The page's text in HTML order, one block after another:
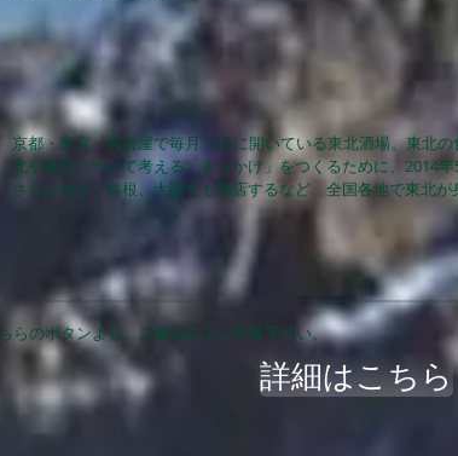
京都・東京・名古屋で毎月11日に開いている東北酒場。東北
北や震災について考える「きっかけ」をつくるために、2014
さらに仙台、島根、大阪でも開店するなど、全国各地で東北
詳細はこちら
らのボタンより、ご確認の上ご応募下さい。